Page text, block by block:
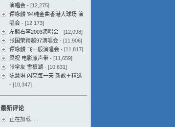
演唱会 - [12,275]
谭咏麟 ’94纯金曲香港大球场 演
唱会 - [12,173]
左麟右李2003演唱会 - [12,098]
张国荣跨越97演唱会 - [11,906]
谭咏麟 飞一般演唱会 - [11,817]
梁祝 电影原声带 - [11,659]
张学友 雪狼湖 - [10,631]
陈慧琳 闪亮每一天 新歌＋精选
- [10,347]
最新评论
正在加载...